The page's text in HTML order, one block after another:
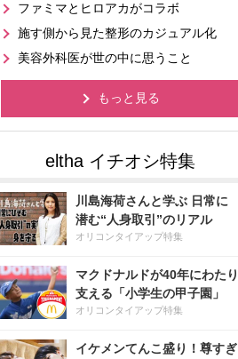
ファミマとヒロアカがコラボ
施す側から見た整形のカジュアル化
美容外科医が世の中に思うこと
もっと見る
川島海荷さんと学ぶ 日常に
潜む“人身取引”のリアル
オリコンタイアップ特集
マクドナルドが40年にわたり
支える「小学生の甲子園」
オリコンタイアップ特集
イケメンてんこ盛り！尊すぎ